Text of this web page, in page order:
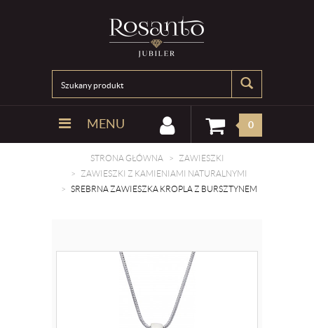
MENU 0
STRONA GŁÓWNA
ZAWIESZKI
ZAWIESZKI Z KAMIENIAMI NATURALNYMI
SREBRNA ZAWIESZKA KROPLA Z BURSZTYNEM